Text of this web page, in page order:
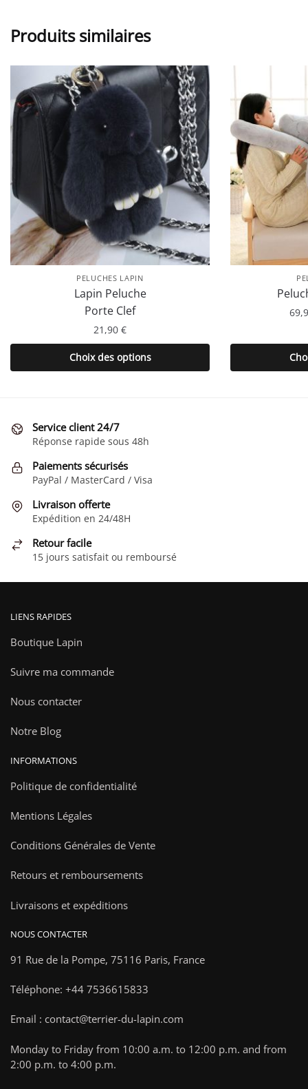
Produits similaires
PELUCHES LAPIN
Lapin Peluche
Porte Clef
21,90 €
Choix des options
Ce
produit
variations.
Les
peuvent
être
choisies
sur
page
produit
Service client 24/7
Réponse rapide sous 48h
Paiements sécurisés
PayPal / MasterCard / Visa
Livraison offerte
Expédition en 24/48H
Retour facile
15 jours satisfait ou remboursé
LIENS RAPIDES
Boutique Lapin
Suivre ma commande
Nous contacter
Notre Blog
INFORMATIONS
Politique de confidentialité
Mentions Légales
Conditions Générales de Vente
Retours et remboursements
Livraisons et expéditions
NOUS CONTACTER
91 Rue de la Pompe, 75116 Paris, France
Téléphone: +44 7536615833
Email : contact@terrier-du-lapin.com
Monday to Friday from 10:00 a.m. to 12:00 p.m. and from
2:00 p.m. to 4:00 p.m.